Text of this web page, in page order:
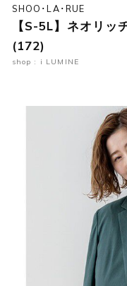
SHOO･LA･RUE
【S-5L】ネオリ
(172)
shop : i LUMINE